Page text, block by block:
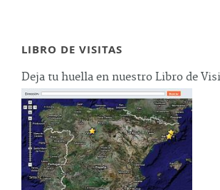
LIBRO DE VISITAS
Deja tu huella en nuestro Libro de